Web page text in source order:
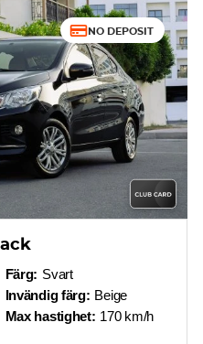
NO DEPOSIT
Färg: Svart
Invändig färg: Beige
Max hastighet: 170 km/h